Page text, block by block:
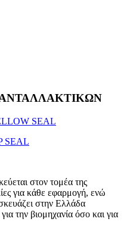
SEAL
στον τομέα της
για κάθε εφαρμογή, ενώ
στην Ελλάδα
την βιομηχανία όσο και για